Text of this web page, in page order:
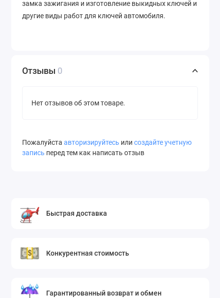
замка зажигания и изготовление выкидных ключей и
другие виды работ для ключей автомобиля.
Отзывы 0
Нет отзывов об этом товаре.
Пожалуйста авторизируйтесь или создайте учетную
запись перед тем как написать отзыв
Быстрая доставка
Конкурентная стоимость
Гарантированный возврат и обмен